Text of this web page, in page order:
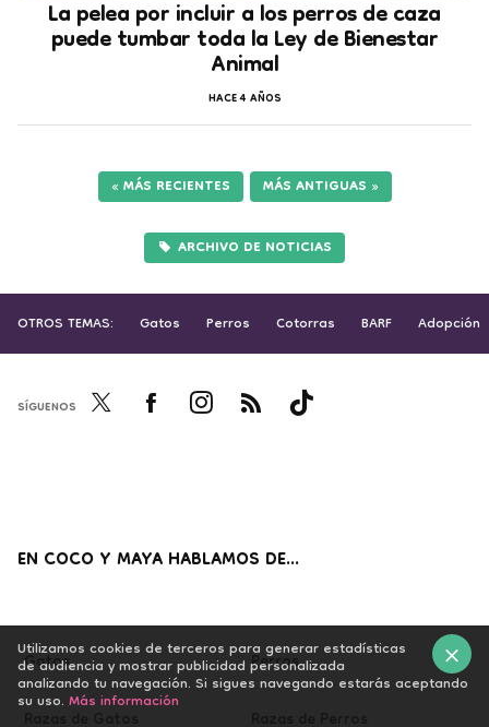
La pelea por incluir a los perros de caza
puede tumbar toda la Ley de Bienestar
Animal
HACE 4 AÑOS
«MÁS RECIENTES MÁS ANTIGUAS »
ARCHIVO DE NOTICIAS
OTROS TEMAS: Gatos Perros Cotorras BARF Adopción
SÍGUENOS
EN COCO Y MAYA HABLAMOS DE...
Gatos
Perros
×
Utilizamos cookies de terceros para generar estadísticas
de audiencia y mostrar publicidad personalizada
analizando tu navegación. Si sigues navegando estarás aceptando
su uso.Más información